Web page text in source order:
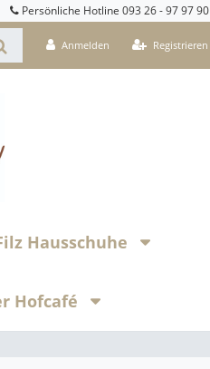
Persönliche Hotline 093 26 - 97 97 90
Anmelden Registrieren
Hausschuhe
Hofcafé